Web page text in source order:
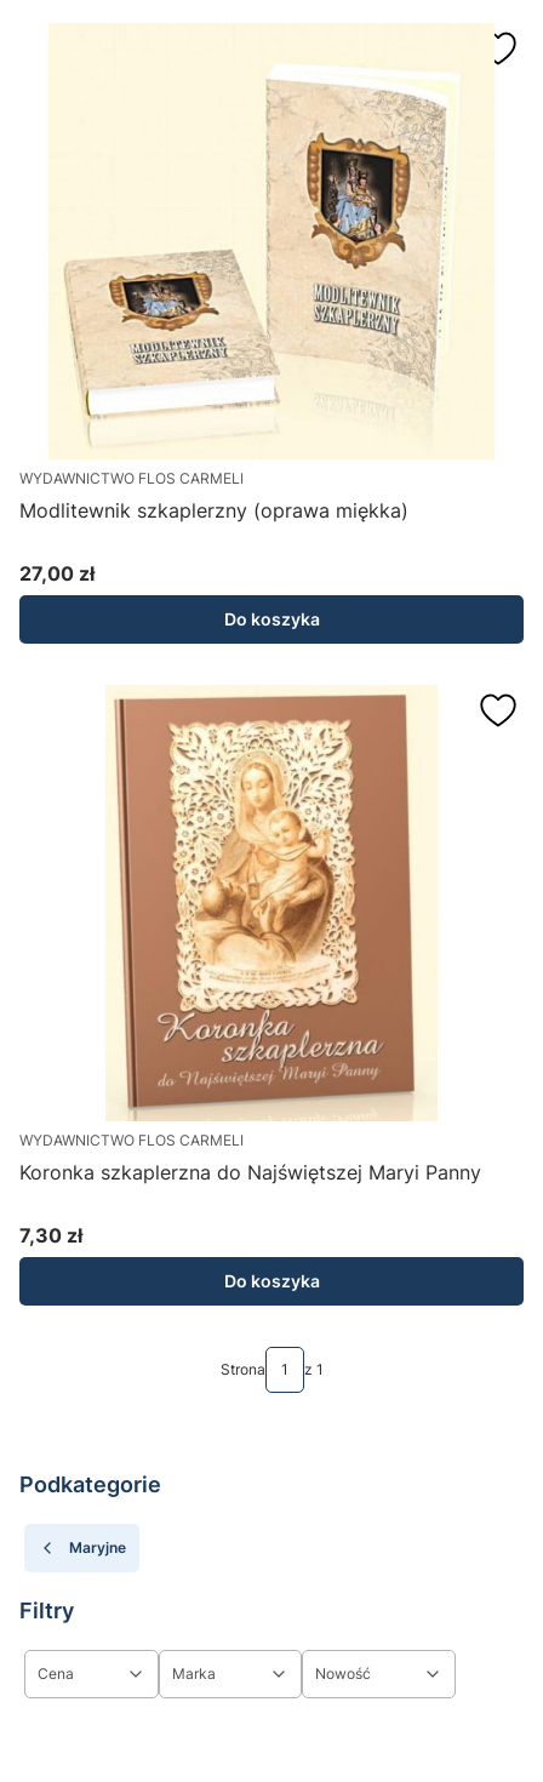
WYDAWNICTWO FLOS CARMELI
Modlitewnik szkaplerzny (oprawa miękka)
Cena
27,00 zł
Do koszyka
WYDAWNICTWO FLOS CARMELI
Koronka szkaplerzna do Najświętszej Maryi Panny
Cena
7,30 zł
Do koszyka
Strona z 1
Podkategorie
Maryjne
Filtry
Cena Marka Nowość